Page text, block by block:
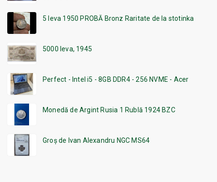
5 leva 1950 PROBĂ Bronz Raritate de la stotinka
5000 leva, 1945
Perfect - Intel i5 - 8GB DDR4 - 256 NVME - Acer
Monedă de Argint Rusia 1 Rublă 1924 BZC
Groș de Ivan Alexandru NGC MS64